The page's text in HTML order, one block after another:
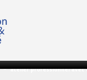
atelier professionnel